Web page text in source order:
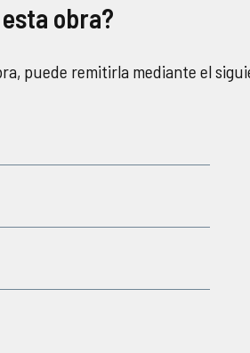
obra?
puede remitirla mediante el